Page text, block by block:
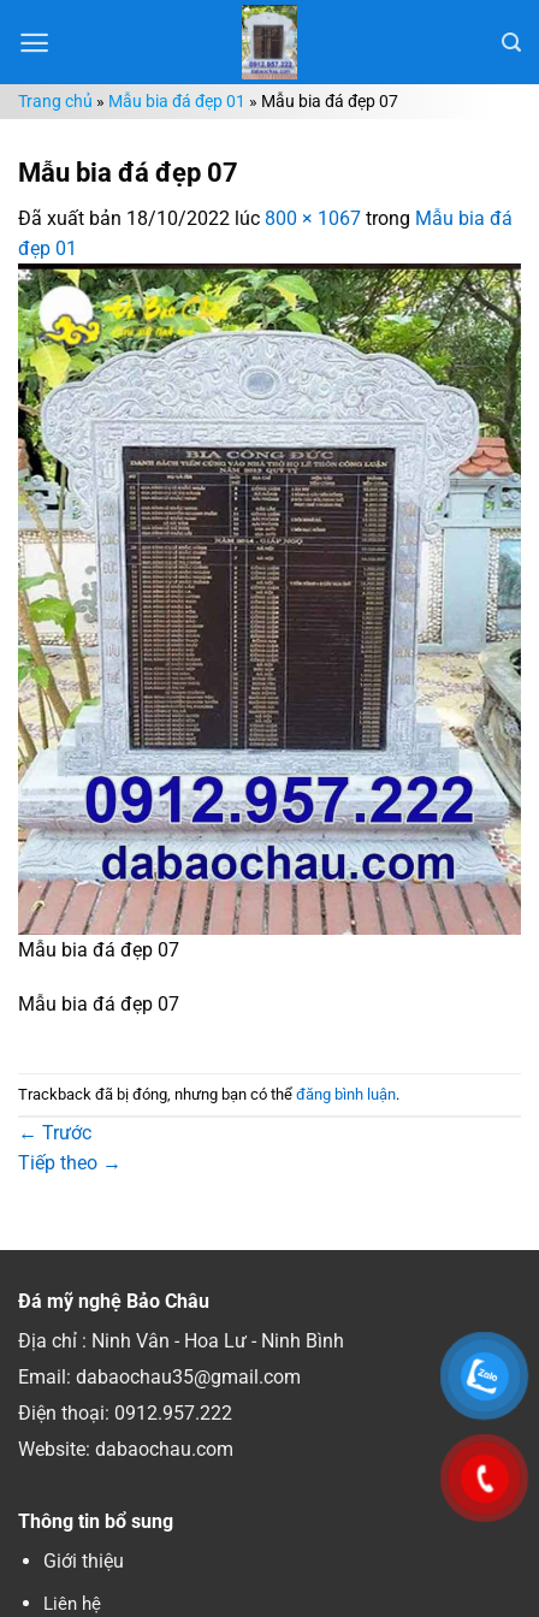
đến
dungTrang chủ » Mẫu bia đá đẹp 01 » Mẫu bia đá đẹp 07
Mẫu bia đá đẹp 07
Đã xuất bản 18/10/2022 lúc 800 × 1067 trong Mẫu bia đá
đẹp 01
Mẫu bia đá đẹp 07
Mẫu bia đá đẹp 07
Trackback đã bị đóng, nhưng bạn có thể đăng bình luận.
← Trước
Tiếp theo →
Đá mỹ nghệ Bảo Châu
Địa chỉ : Ninh Vân - Hoa Lư - Ninh Bình
Email: dabaochau35@gmail.com
Điện thoại: 0912.957.222
Website: dabaochau.com
Thông tin bổ sung
Giới thiệu
Liên hệ